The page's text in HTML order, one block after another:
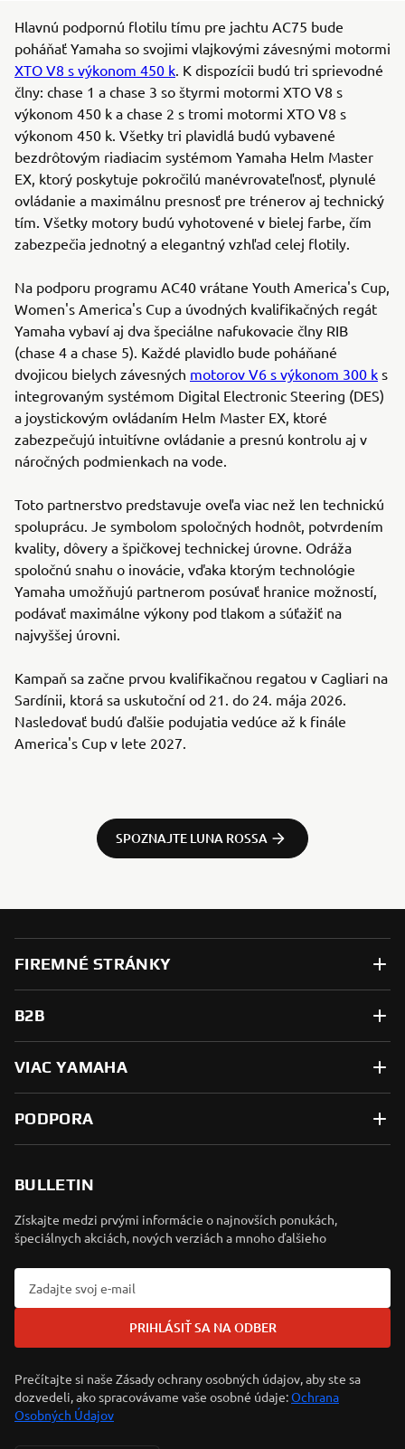
Hlavnú podpornú flotilu tímu pre jachtu AC75 bude
poháňať Yamaha so svojimi vlajkovými závesnými motormi
XTO V8 s výkonom 450 k. K dispozícii budú tri sprievodné
člny: chase 1 a chase 3 so štyrmi motormi XTO V8 s
výkonom 450 k a chase 2 s tromi motormi XTO V8 s
výkonom 450 k. Všetky tri plavidlá budú vybavené
bezdrôtovým riadiacim systémom Yamaha Helm Master
EX, ktorý poskytuje pokročilú manévrovateľnosť, plynulé
ovládanie a maximálnu presnosť pre trénerov aj technický
tím. Všetky motory budú vyhotovené v bielej farbe, čím
zabezpečia jednotný a elegantný vzhľad celej flotily.
Na podporu programu AC40 vrátane Youth America's Cup,
Women's America's Cup a úvodných kvalifikačných regát
Yamaha vybaví aj dva špeciálne nafukovacie člny RIB
(chase 4 a chase 5). Každé plavidlo bude poháňané
dvojicou bielych závesných motorov V6 s výkonom 300 k s
integrovaným systémom Digital Electronic Steering (DES)
a joystickovým ovládaním Helm Master EX, ktoré
zabezpečujú intuitívne ovládanie a presnú kontrolu aj v
náročných podmienkach na vode.
Toto partnerstvo predstavuje oveľa viac než len technickú
spoluprácu. Je symbolom spoločných hodnôt, potvrdením
kvality, dôvery a špičkovej technickej úrovne. Odráža
spoločnú snahu o inovácie, vďaka ktorým technológie
Yamaha umožňujú partnerom posúvať hranice možností,
podávať maximálne výkony pod tlakom a súťažiť na
najvyššej úrovni.
Kampaň sa začne prvou kvalifikačnou regatou v Cagliari na
Sardínii, ktorá sa uskutoční od 21. do 24. mája 2026.
Nasledovať budú ďalšie podujatia vedúce až k finále
America's Cup v lete 2027.
SPOZNAJTE LUNA ROSSA
FIREMNÉ STRÁNKY
B2B
VIAC YAMAHA
PODPORA
BULLETIN
Získajte medzi prvými informácie o najnovších ponukách,
špeciálnych akciách, nových verziách a mnoho ďalšieho
PRIHLÁSIŤ SA NA ODBER
Prečítajte si naše Zásady ochrany osobných údajov, aby ste sa
dozvedeli, ako spracovávame vaše osobné údaje:Ochrana
Osobných Údajov